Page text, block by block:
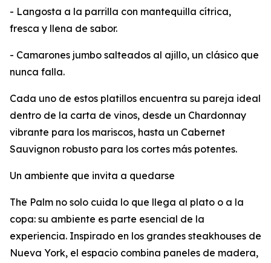
- Langosta a la parrilla con mantequilla cítrica,
fresca y llena de sabor.
- Camarones jumbo salteados al ajillo, un clásico que
nunca falla.
Cada uno de estos platillos encuentra su pareja ideal
dentro de la carta de vinos, desde un Chardonnay
vibrante para los mariscos, hasta un Cabernet
Sauvignon robusto para los cortes más potentes.
Un ambiente que invita a quedarse
The Palm no solo cuida lo que llega al plato o a la
copa: su ambiente es parte esencial de la
experiencia. Inspirado en los grandes steakhouses de
Nueva York, el espacio combina paneles de madera,